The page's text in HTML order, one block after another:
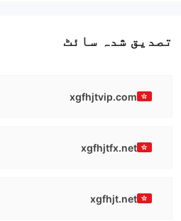
تصدیق شدہ سائٹ
xgfhjtvip.com
xgfhjtfx.net
xgfhjt.net